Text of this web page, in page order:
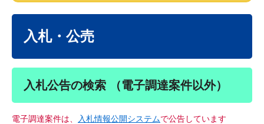
入札・公売
入札公告の検索 （電子調達案件以外）
電子調達案件は、 入札情報公開システムで公告しています